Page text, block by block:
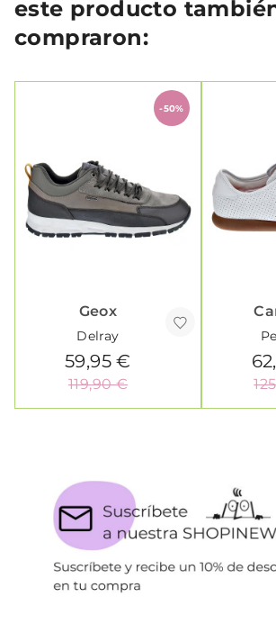
este producto
compraron:
-50%
Geox
Delray
59,95 €
119,90 €